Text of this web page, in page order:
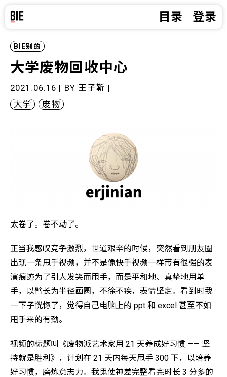
目录 登录
BIE别的
大学废物回收中心
2021.06.16 | BY 王子靳 |
大学
废物
太卷了。卷不动了。
正当我感叹竞争激烈，世道艰辛的时候，突然看到朋友圈
出现一条甩手视频，并不是像快手视频一样带有很强的表
演痕迹为了引人发笑而甩手，而是平和地、真挚地用单
手，以臂长为半径画圆，不徐不疾，表情坚定。看到时我
一下子恍惚了，觉得自己电脑上的 ppt 和 excel 甚至不如
甩手来的有劲。
视频的标题叫《废物派艺术家用 21 天养成好习惯 —— 坚
持就是胜利》，计划在 21 天内每天甩手 300 下，以培养
好习惯，磨炼意志力。我鬼使神差完整看完时长 3 分多的